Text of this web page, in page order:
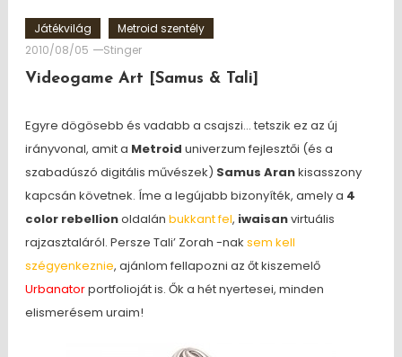
Játékvilág
Metroid szentély
2010/08/05
Stinger
Videogame Art [Samus & Tali]
Egyre dögösebb és vadabb a csajszi… tetszik ez az új
irányvonal, amit a Metroid univerzum fejlesztői (és a
szabadúszó digitális művészek) Samus Arankisasszony
kapcsán követnek. Íme a legújabb bizonyíték, amely a 4
color rebellionoldalán bukkant fel, iwaisanvirtuális
rajzasztaláról. Persze Tali’ Zorah -nak sem kell
szégyenkeznie, ajánlom fellapozni az őt kiszemelő
Urbanatorportfolioját is. Ők a hét nyertesei, minden
elismerésem uraim!